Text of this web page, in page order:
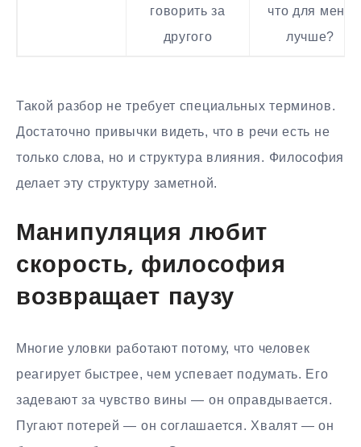
говорить за
другого
что для меня
лучше?
Такой разбор не требует специальных терминов.
Достаточно привычки видеть, что в речи есть не
только слова, но и структура влияния. Философия
делает эту структуру заметной.
Манипуляция любит
скорость, философия
возвращает паузу
Многие уловки работают потому, что человек
реагирует быстрее, чем успевает подумать. Его
задевают за чувство вины — он оправдывается.
Пугают потерей — он соглашается. Хвалят — он